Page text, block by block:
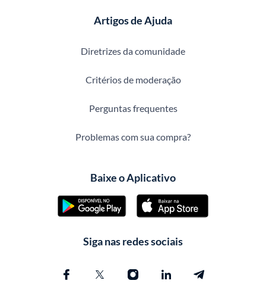
Artigos de Ajuda
Diretrizes da comunidade
Critérios de moderação
Perguntas frequentes
Problemas com sua compra?
Baixe o Aplicativo
Siga nas redes sociais